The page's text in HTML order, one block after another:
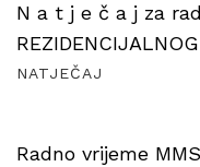
N a t j e č a j za
NATJEČAJ
Radno vrijeme